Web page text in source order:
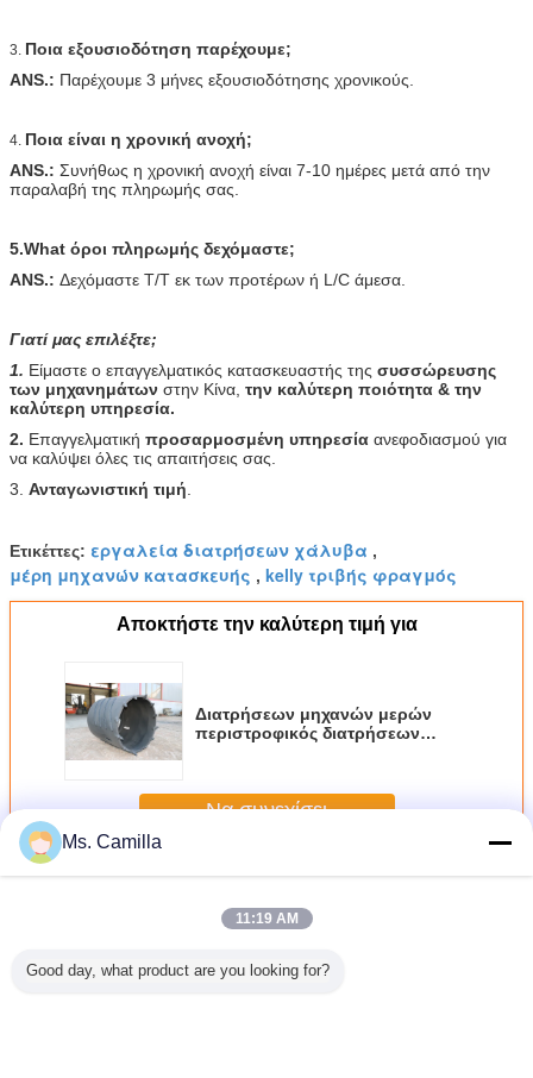
3. Ποια εξουσιοδότηση παρέχουμε;
ANS.: Παρέχουμε 3 μήνες εξουσιοδότησης χρονικούς.
4. Ποια είναι η χρονική ανοχή;
ANS.: Συνήθως η χρονική ανοχή είναι 7-10 ημέρες μετά από την
παραλαβή της πληρωμής σας.
5.What όροι πληρωμής δεχόμαστε;
ANS.: Δεχόμαστε T/T εκ των προτέρων ή L/C άμεσα.
Γιατί μας επιλέξτε;
1. Είμαστε ο επαγγελματικός κατασκευαστής της συσσώρευσης
των μηχανημάτων στην Κίνα, την καλύτερη ποιότητα & την
καλύτερη υπηρεσία.
2. Επαγγελματική προσαρμοσμένη υπηρεσία ανεφοδιασμού για
να καλύψει όλες τις απαιτήσεις σας.
3. Ανταγωνιστική τιμή
Ετικέττες: εργαλεία διατρήσεων χάλυβα ,
μέρη μηχανών κατασκευής , kelly τριβής φραγμός
Αποκτήστε την καλύτερη τιμή για
Διατρήσεων μηχανών μερών
περιστροφικός διατρήσεων
διπλός
Να συνεχίσει
ΠερισσότεροιΕργαλεία διατρήσεων ιδρύματος
Ms. Camilla
11:19 AM
Good day, what product are you looking for?